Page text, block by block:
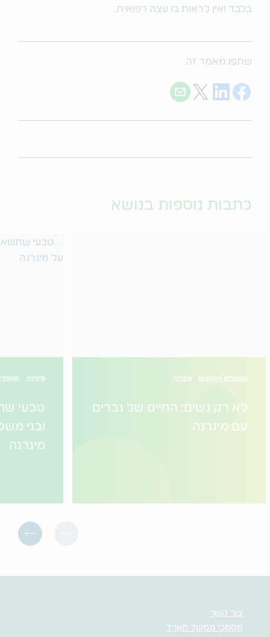
בלבד ואין לראות בו עצה רפואית.
שתפו מאמר זה
Share on Facebook
Share on LinkedIn
Share on Twitter
Share with E-mail
כתבות נוספות בנושא
מטופלים משתפים מיגרנה
לא רק נשים: החיים של גברים
עם מיגרנה
מיגרנה
טבעי
ובני
מיגרנה
צור קשר
מסמכי ממשל תאגיד